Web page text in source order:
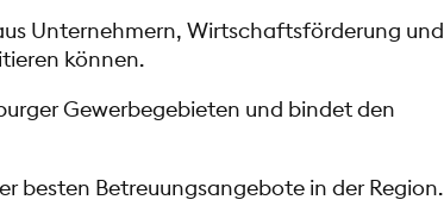
Unternehmern, Wirtschaftsförderung und
können.
Gewerbegebieten und bindet den
besten Betreuungsangebote in der Region.